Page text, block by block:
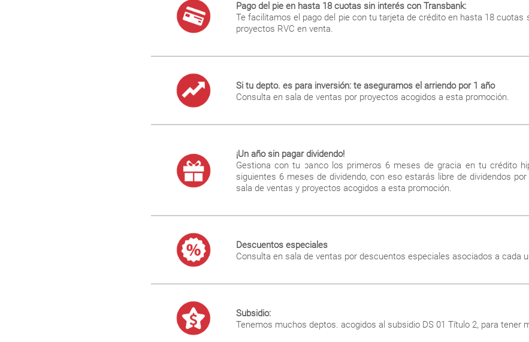
Pago del pie en hasta 18 cuotas sin interés con Transbank:
Te facilitamos el pago del pie con tu tarjeta de crédito en hasta 18 cuotas
proyectos RVC en venta.
Si tu depto. es para inversión: te aseguramos el arriendo por 1 año
Consulta en sala de ventas por proyectos acogidos a esta promoción.
¡Un año sin pagar dividendo!
Gestiona con tu banco los primeros 6 meses de gracia en tu crédito
siguientes 6 meses de dividendo, con eso estarás libre de dividendos
sala de ventas y proyectos acogidos a esta promoción.
Descuentos especiales
Consulta en sala de ventas por descuentos especiales asociados a cada
Subsidio:
Tenemos muchos deptos. acogidos al subsidio DS 01 Título 2, para tener